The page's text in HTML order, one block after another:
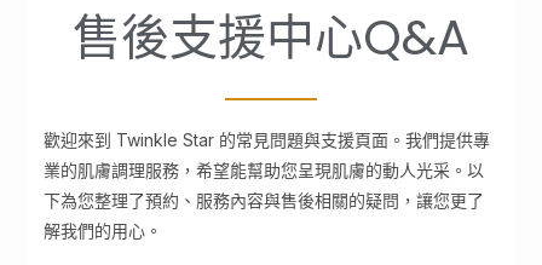
售後支援中心Q&A
歡迎來到 Twinkle Star 的常見問題與支援頁面。我們提供專
業的肌膚調理服務，希望能幫助您呈現肌膚的動人光采。以
下為您整理了預約、服務內容與售後相關的疑問，讓您更了
解我們的用心。